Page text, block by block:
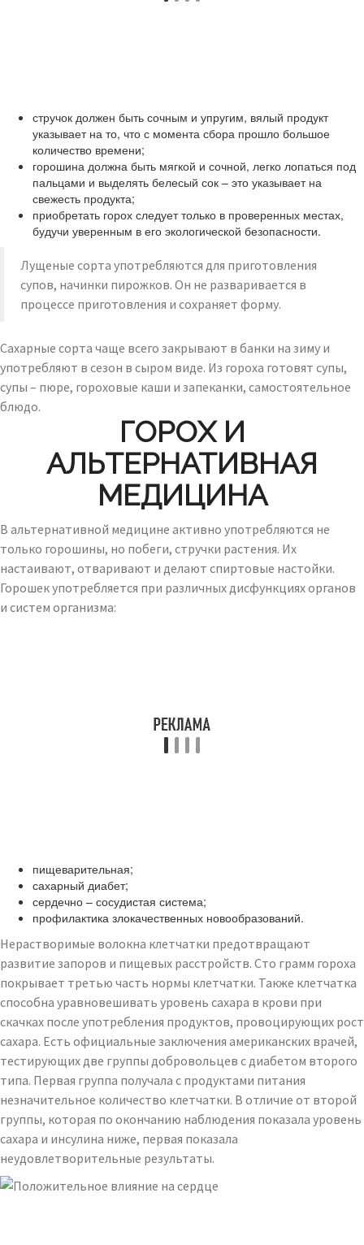
стручок должен быть сочным и упругим, вялый продукт
указывает на то, что с момента сбора прошло большое
количество времени;
горошина должна быть мягкой и сочной, легко лопаться под
пальцами и выделять белесый сок – это указывает на
свежесть продукта;
приобретать горох следует только в проверенных местах,
будучи уверенным в его экологической безопасности.
Лущеные сорта употребляются для приготовления
супов, начинки пирожков. Он не разваривается в
процессе приготовления и сохраняет форму.
Сахарные сорта чаще всего закрывают в банки на зиму и
употребляют в сезон в сыром виде. Из гороха готовят супы,
супы – пюре, гороховые каши и запеканки, самостоятельное
блюдо.
ГОРОХ И
АЛЬТЕРНАТИВНАЯ
МЕДИЦИНА
В альтернативной медицине активно употребляются не
только горошины, но побеги, стручки растения. Их
настаивают, отваривают и делают спиртовые настойки.
Горошек употребляется при различных дисфункциях органов
и систем организма:
пищеварительная;
сахарный диабет;
сердечно – сосудистая система;
профилактика злокачественных новообразований.
Нерастворимые волокна клетчатки предотвращают
развитие запоров и пищевых расстройств. Сто грамм гороха
покрывает третью часть нормы клетчатки. Также клетчатка
способна уравновешивать уровень сахара в крови при
скачках после употребления продуктов, провоцирующих рост
сахара. Есть официальные заключения американских врачей,
тестирующих две группы добровольцев с диабетом второго
типа. Первая группа получала с продуктами питания
незначительное количество клетчатки. В отличие от второй
группы, которая по окончанию наблюдения показала уровень
сахара и инсулина ниже, первая показала
неудовлетворительные результаты.